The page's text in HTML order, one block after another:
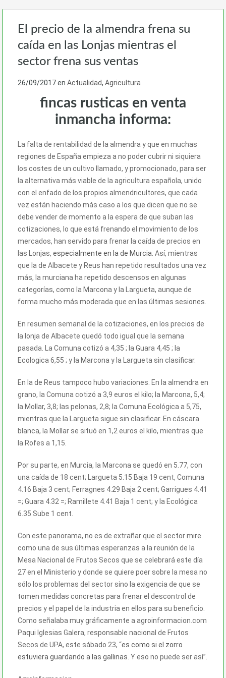
El precio de la almendra frena su
caída en las Lonjas mientras el
sector frena sus ventas
26/09/2017en Actualidad, Agricultura
fincas rusticas en venta
inmancha informa:
La falta de rentabilidad de la almendra y que en muchas
regiones de España empieza a no poder cubrir ni siquiera
los costes de un cultivo llamado, y promocionado, para ser
la alternativa más viable de la agricultura española, unido
con el enfado de los propios almendricultores, que cada
vez están haciendo más caso a los que dicen que no se
debe vender de momento a la espera de que suban las
cotizaciones, lo que está frenando el movimiento de los
mercados, han servido para frenar la caída de precios en
las Lonjas, especialmente en la de Murcia . Así, mientras
que la de Albacete y Reus han repetido resultados una vez
más, la murciana ha repetido descensos en algunas
categorías, como la Marcona y la Largueta, aunque de
forma mucho más moderada que en las últimas sesiones.
En resumen semanal de la cotizaciones, en los precios de
la lonja de Albacete quedó todo igual que la semana
pasada. La Comuna cotizó a 4,35 ; la Guara 4,45 ; la
Ecologica 6,55 ; y la Marcona y la Largueta sin clasificar.
En la de Reus tampoco hubo variaciones. En la almendra en
grano, la Comuna cotizó a 3,9 euros el kilo; la Marcona, 5,4;
la Mollar, 3,8; las pelonas, 2,8; la Comuna Ecológica a 5,75,
mientras que la Largueta sigue sin clasificar. En cáscara
blanca, la Mollar se situó en 1,2 euros el kilo, mientras que
la Rofes a 1,15.
Por su parte, en Murcia, la Marcona se quedó en 5.77, con
una caída de 18 cent; Largueta 5.15 Baja 19 cent, Comuna
4.16 Baja 3 cent; Ferragnes 4.29 Baja 2 cent; Garrigues 4.41
=; Guara 4.32 =; Ramillete 4.41 Baja 1 cent; y la Ecológica
6.35 Sube 1 cent.
Con este panorama, no es de extrañar que el sector mire
como una de sus últimas esperanzas a la reunión de la
Mesa Nacional de Frutos Secos que se celebrará este día
27 en el Ministerio y donde se quiere poer sobre la mesa no
sólo los problemas del sector sino la exigencia de que se
tomen medidas concretas para frenar el descontrol de
precios y el papel de la industria en ellos para su beneficio.
Como señalaba muy gráficamente a agroinformacion.com
Paqui Iglesias Galera, responsable nacional de Frutos
Secos de UPA, este sábado 23, “es como si el zorro
estuviera guardando a las gallinas . Y eso no puede ser así”.